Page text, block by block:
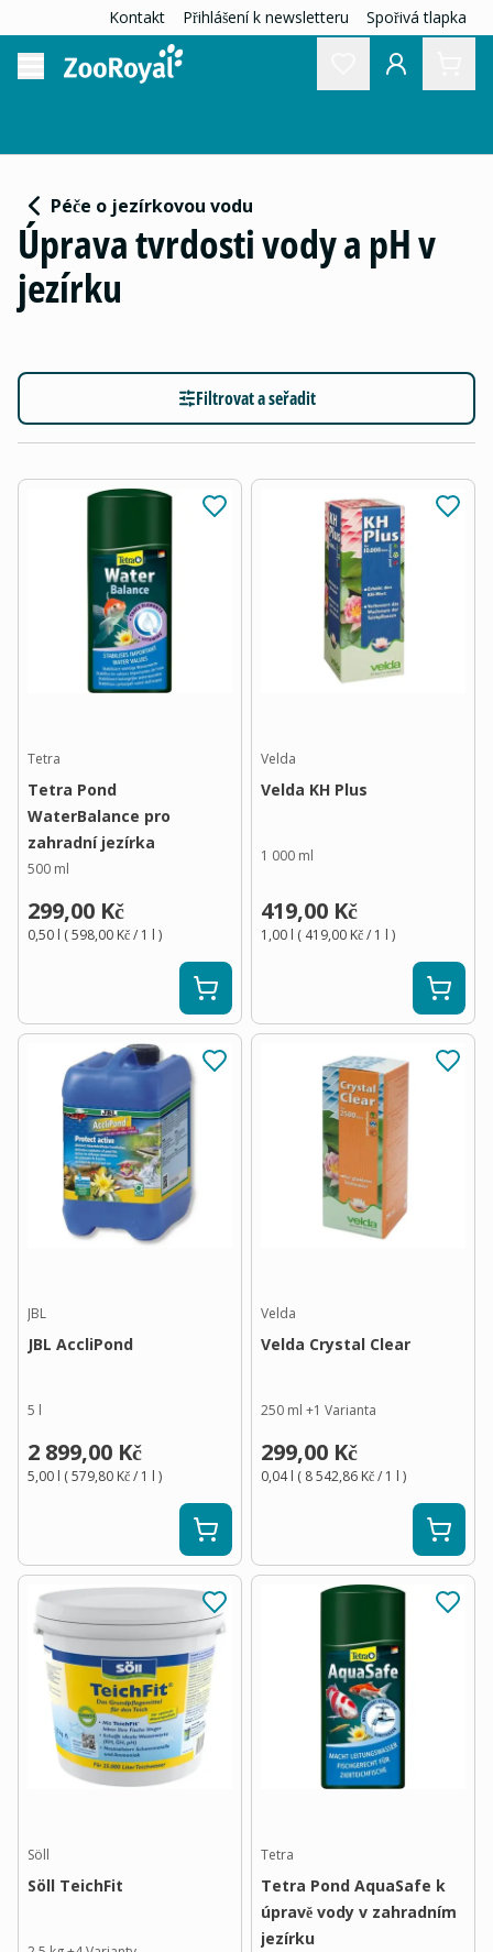
Kontakt Přihlášení k newsletteru Spořivá tlapka
Péče o jezírkovou vodu
Úprava tvrdosti vody a pH v
jezírku
Filtrovat a seřadit
Tetra
Tetra Pond
WaterBalance pro
zahradní jezírka
500 ml
299,00 Kč
0,50 l (598,00 Kč/ 1 l )
Velda
Velda KH Plus
1 000 ml
419,00 Kč
1,00 l ( 419,00 Kč/ 1 l )
JBL
JBL AccliPond
5 l
2 899,00 Kč
5,00 l (579,80 Kč/ 1 l )
Velda
Velda Crystal Clear
250 ml +1 Varianta
299,00 Kč
0,04 l ( 8 542,86 Kč/ 1 l )
Söll
Söll TeichFit
Tetra
Tetra Pond AquaSafe k
úpravě vody v zahradním
jezírku